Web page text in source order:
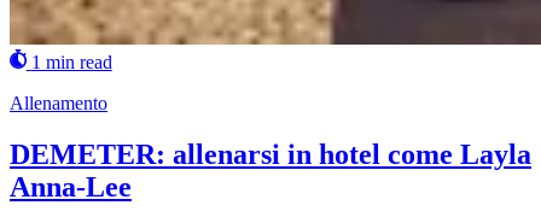
1 min read
Allenamento
DEMETER: allenarsi in hotel come Layla
Anna-Lee